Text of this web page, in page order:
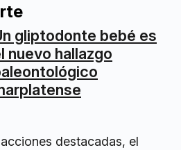
gliptodonte bebé es
nuevo hallazgo
destacadas, el